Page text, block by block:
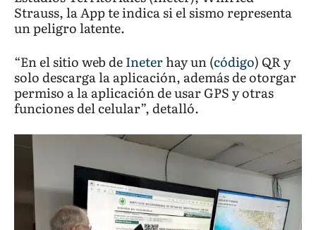
Strauss, la App te indica si el sismo representa
un peligro latente.
“En el sitio web deIneterhay un (código) QR y
solo descarga la aplicación, además de otorgar
permiso a la aplicación de usar GPS y otras
funciones del celular”, detalló.